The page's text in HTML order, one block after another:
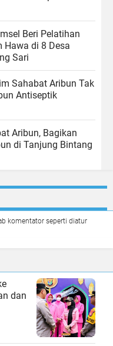
Beri Pelatihan
Hawa di 8 Desa
Sari
Sahabat Aribun Tak
Antiseptik
Aribun, Bagikan
di Tanjung Bintang
komentator seperti diatur
dan